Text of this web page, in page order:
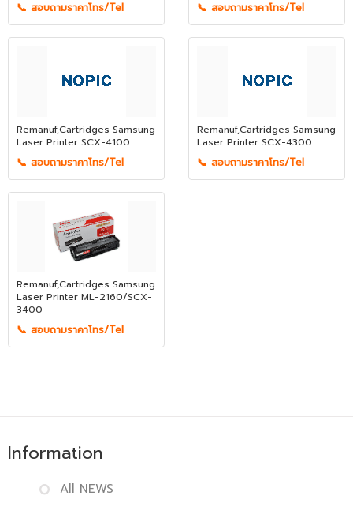
📞 สอบถามราคาโทร/Tel 📞 สอบถามราคาโทร/Tel
Remanuf,Cartridges Samsung
Laser Printer SCX-4100
📞 สอบถามราคาโทร/Tel
Remanuf,Cartridges Samsung
Laser Printer SCX-4300
📞 สอบถามราคาโทร/Tel
Remanuf,Cartridges Samsung
Laser Printer ML-2160/SCX-
3400
📞 สอบถามราคาโทร/Tel
Information
All NEWS